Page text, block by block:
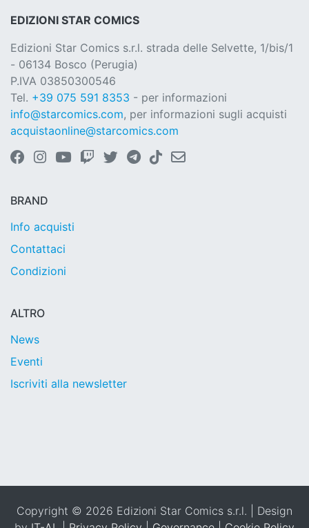
EDIZIONI STAR COMICS
Edizioni Star Comics s.r.l. strada delle Selvette, 1/bis/1
- 06134 Bosco (Perugia)
P.IVA 03850300546
Tel. +39 075 591 8353 - per informazioni
info@starcomics.com, per informazioni sugli acquisti
acquistaonline@starcomics.com
BRAND
Info acquisti
Contattaci
Condizioni
ALTRO
News
Eventi
Iscriviti alla newsletter
Copyright © 2026 Edizioni Star Comics s.r.l. | Design